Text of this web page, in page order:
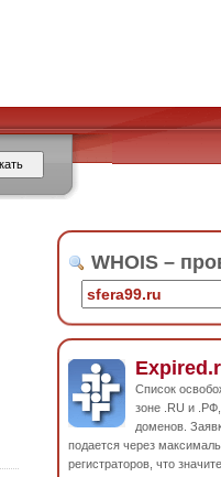
WHOIS –
Список
зоне .RU и
доменов.
подается через
регистраторов, что